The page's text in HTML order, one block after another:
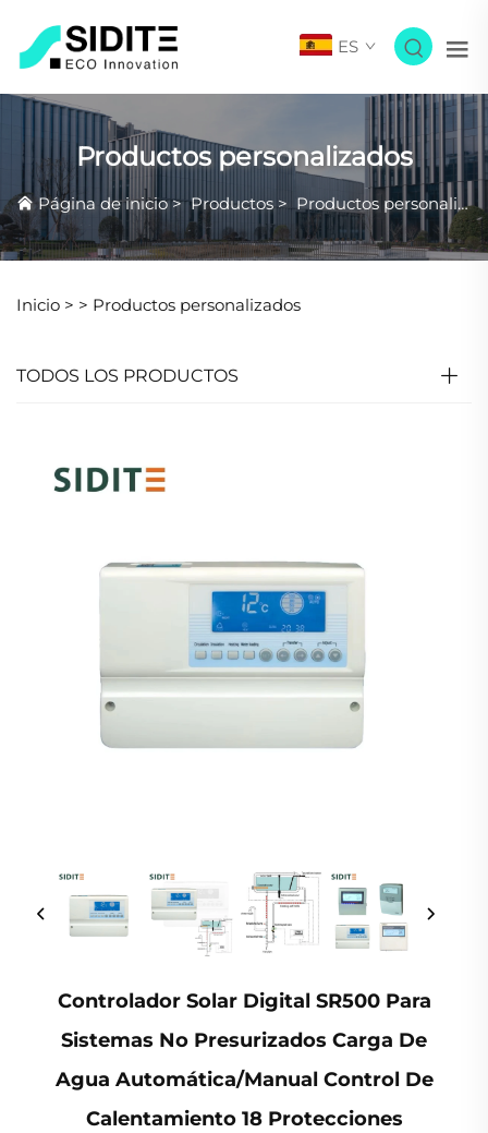
ES
Productos personalizados
Página de inicio>Productos >Productos personalizados
Inicio > > Productos personalizados
TODOS LOS PRODUCTOS
Controlador Solar Digital SR500 Para
Sistemas No Presurizados Carga De
Agua Automática/Manual Control De
Calentamiento 18 Protecciones